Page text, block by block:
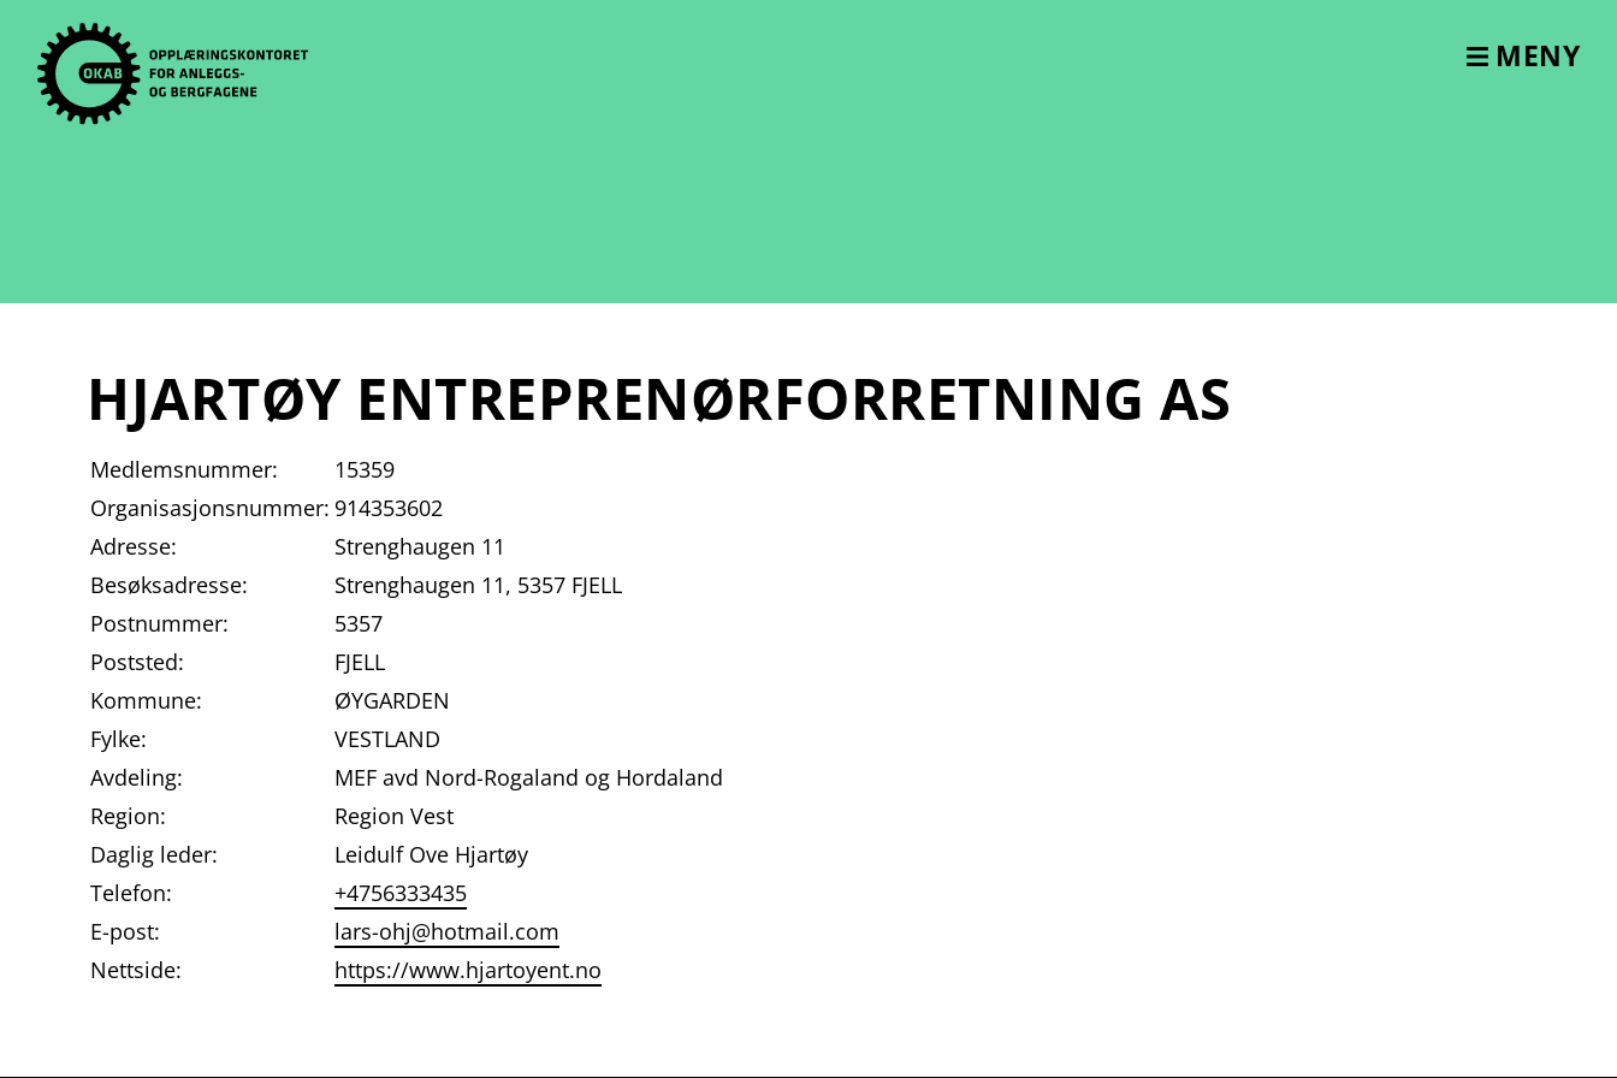
content
MENY
HJARTØY ENTREPRENØRFORRETNING AS
Medlemsnummer:
15359
Organisasjonsnummer: 914353602
Adresse:
Strenghaugen 11
Besøksadresse:
Strenghaugen 11, 5357 FJELL
Postnummer:
5357
Poststed:
FJELL
Kommune:
ØYGARDEN
Fylke:
VESTLAND
Avdeling:
MEF avd Nord-Rogaland og Hordaland
Region:
Region Vest
Daglig leder:
Leidulf Ove Hjartøy
Telefon:
+4756333435
E-post:
lars-ohj@hotmail.com
Nettside:
https://www.hjartoyent.no